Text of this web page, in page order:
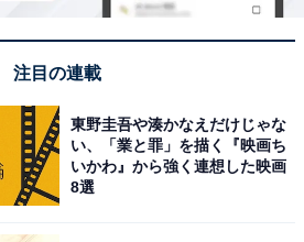
注目の連載
東野圭吾や湊かなえだけじゃな
い、「業と罪」を描く『映画ち
いかわ』から強く連想した映画
8選